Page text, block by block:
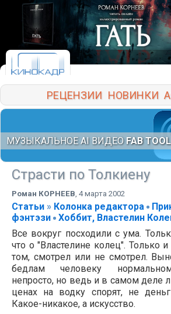
РЕЦЕНЗИИ НОВИНКИ
МУЗЫКАЛЬНОЕ AI ВИДЕО FAB TOOL
Страсти по Толкиену
Роман КОРНЕЕВ, 4 марта 2002
Статьи » Колонка редактора
фэнтэзи
Хоббит, Властелин
Все вокруг посходили с ума.
что о "Властелине колец". Только
том, смотрел или не смотрел.
бедлам человеку
непросто, но ведь и в самом деле
ценах на водку спорят, не
Какое-никакое, а искусство.